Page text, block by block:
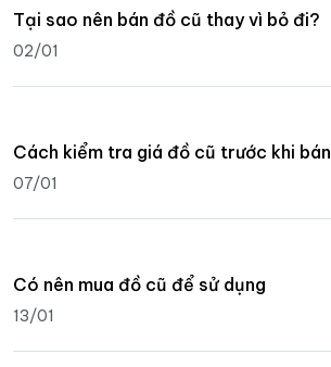
Tại sao nên bán đồ cũ thay vì bỏ đi?
02/01
Cách kiểm tra giá đồ cũ trước khi bán
07/01
Có nên mua đồ cũ để sử dụng
13/01